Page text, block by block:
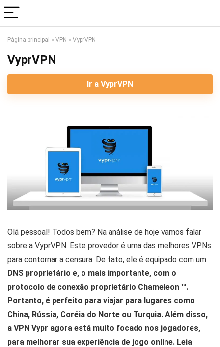
Página principal » VPN » VyprVPN
VyprVPN
Ir a VyprVPN
Olá pessoal! Todos bem? Na análise de hoje vamos falar
sobre a VyprVPN. Este provedor é uma das melhores VPNs
para contornar a censura. De fato, ele é equipado com um
DNS proprietário e, o mais importante, com o
protocolo de conexão proprietário Chameleon ™.
Portanto, é perfeito para viajar para lugares como
China, Rússia, Coréia do Norte ou Turquia. Além disso,
a VPN Vypr agora está muito focado nos jogadores,
para melhorar sua experiência de jogo online. Leia